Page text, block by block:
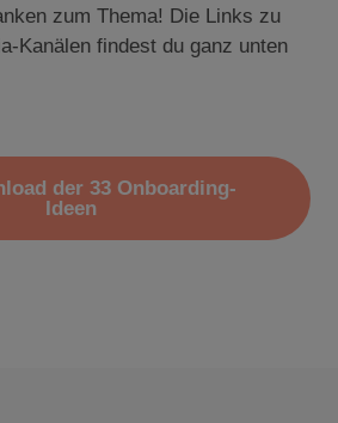
zum Thema! Die Links zu
Kanälen findest du ganz unten
der 33 Onboarding-
Ideen